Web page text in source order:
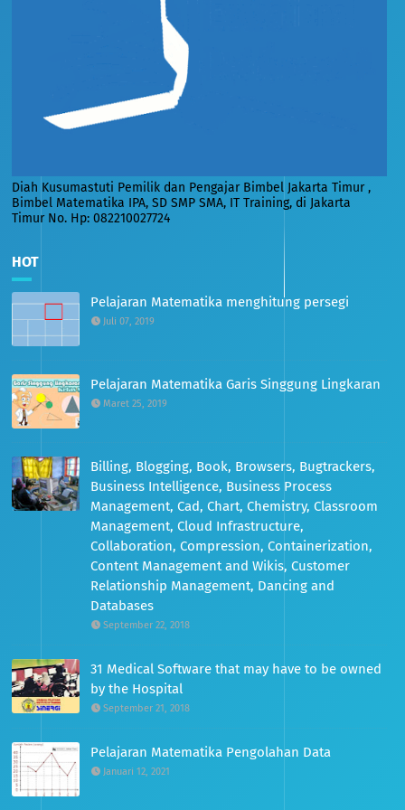
Diah Kusumastuti Pemilik dan Pengajar Bimbel Jakarta Timur ,
Bimbel Matematika IPA, SD SMP SMA, IT Training, di Jakarta
Timur No. Hp: 082210027724
HOT
Pelajaran Matematika menghitung persegi
Juli 07, 2019
Pelajaran Matematika Garis Singgung Lingkaran
Maret 25, 2019
Billing, Blogging, Book, Browsers, Bugtrackers,
Business Intelligence, Business Process
Management, Cad, Chart, Chemistry, Classroom
Management, Cloud Infrastructure,
Collaboration, Compression, Containerization,
Content Management and Wikis, Customer
Relationship Management, Dancing and
Databases
September 22, 2018
31 Medical Software that may have to be owned
by the Hospital
September 21, 2018
Pelajaran Matematika Pengolahan Data
Januari 12, 2021